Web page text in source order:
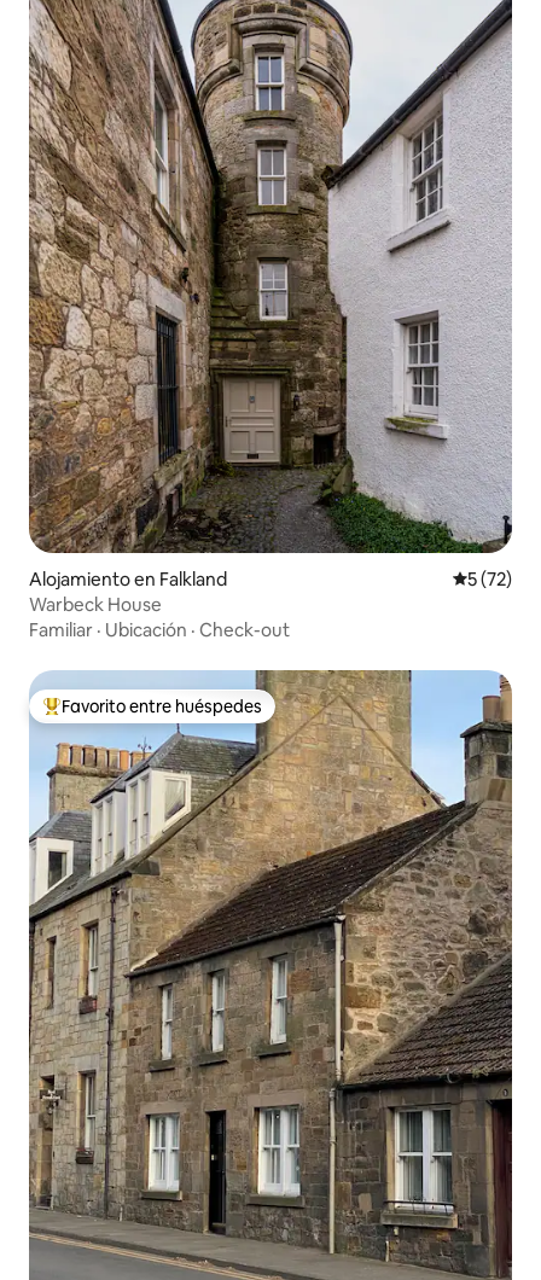
Alojamiento en Falkland
5 (72)
Warbeck House
Familiar · Ubicación · Check-out
Favorito entre huéspedes preferido
Favorito entre huéspedes